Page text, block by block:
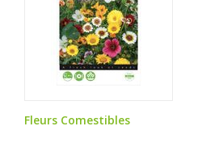
Fleurs Comestibles